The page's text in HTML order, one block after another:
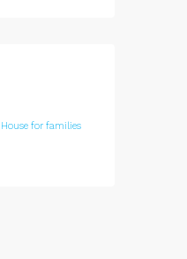
House for families